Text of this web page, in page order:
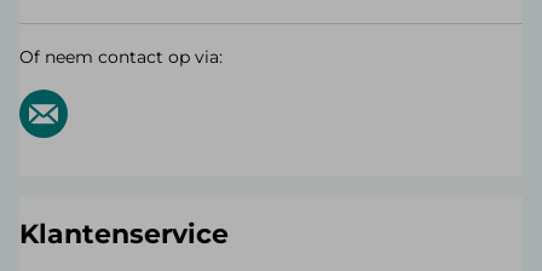
Of neem contact op via:
Klantenservice